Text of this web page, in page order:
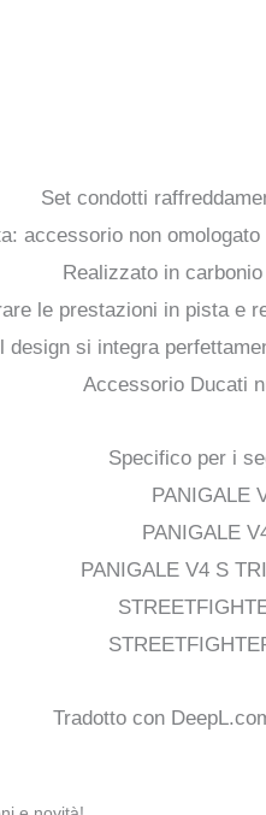
Set condotti
accessorio non
Realizzato in
le prestazioni in pista e
design si integra
Accessorio Ducati
Specifico per i
PANIGALE
PANIGALE
PANIGALE V4 S
Tradotto con